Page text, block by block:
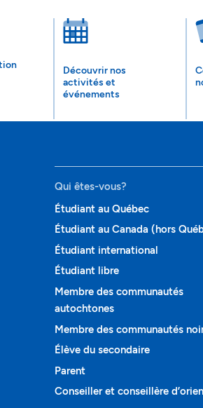
Découvrir nos
activités et
événements
Qui êtes-vous?
Étudiant au Québec
Étudiant au Canada (hors
Étudiant international
Étudiant libre
Membre des communautés
autochtones
Membre des communautés
Élève du secondaire
Parent
Conseiller et conseillère